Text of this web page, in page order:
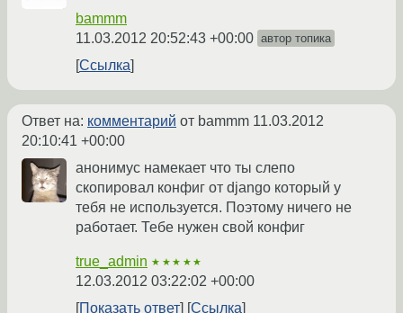
bammm
11.03.2012 20:52:43 +00:00 автор топика
Ссылка
Ответ на: комментарий от bammm 11.03.2012
20:10:41 +00:00
анонимус намекает что ты слепо
скопировал конфиг от django который у
тебя не используется. Поэтому ничего не
работает. Тебе нужен свой конфиг
true_admin ★★★★★
12.03.2012 03:22:02 +00:00
Показать ответ
Ссылка